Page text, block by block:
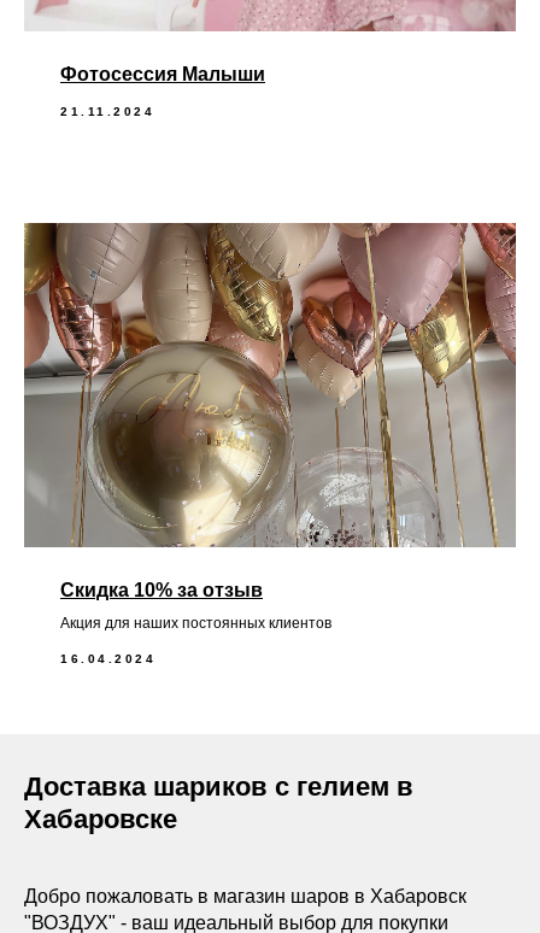
Фотосессия Малыши
21.11.2024
Скидка 10% за отзыв
Акция для наших постоянных клиентов
16.04.2024
Доставка шариков с гелием в
Хабаровске
Добро пожаловать в магазин шаров в Хабаровск
"ВОЗДУХ" - ваш идеальный выбор для покупки